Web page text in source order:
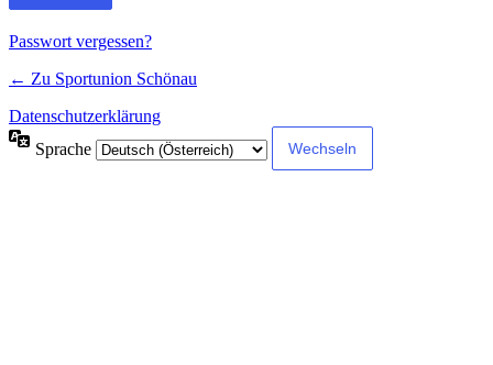
Passwort vergessen?
← Zu Sportunion Schönau
Datenschutzerklärung
Sprache